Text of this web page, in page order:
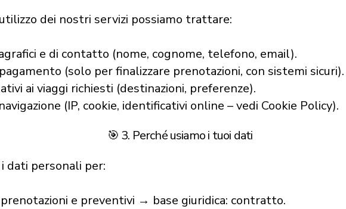
dei nostri servizi possiamo trattare:
e di contatto (nome, cognome, telefono, email).
(solo per finalizzare prenotazioni, con sistemi sicuri).
ai viaggi richiesti (destinazioni, preferenze).
(IP, cookie, identificativi online – vedi Cookie Policy).
🎯 3. Perché usiamo i tuoi dati
dati personali per:
e preventivi → base giuridica: contratto.